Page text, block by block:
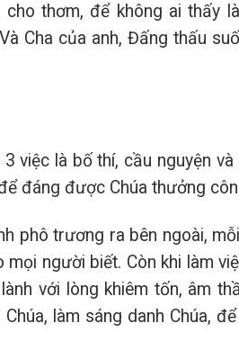
thơm, để không ai thấy
Cha của anh, Đấng thấu
là bố thí, cầu nguyện và
đáng được Chúa thưởng
phô trương ra bên ngoài,
người biết. Còn khi làm
với lòng khiêm tốn, âm
làm sáng danh Chúa,